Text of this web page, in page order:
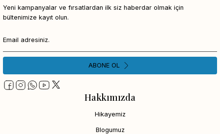
Hakkımızda
Hikayemiz
Blogumuz
Yeni kampanyalar ve fırsatlardan ilk siz haberdar olmak için
bültenimize kayıt olun.
ABONE OL